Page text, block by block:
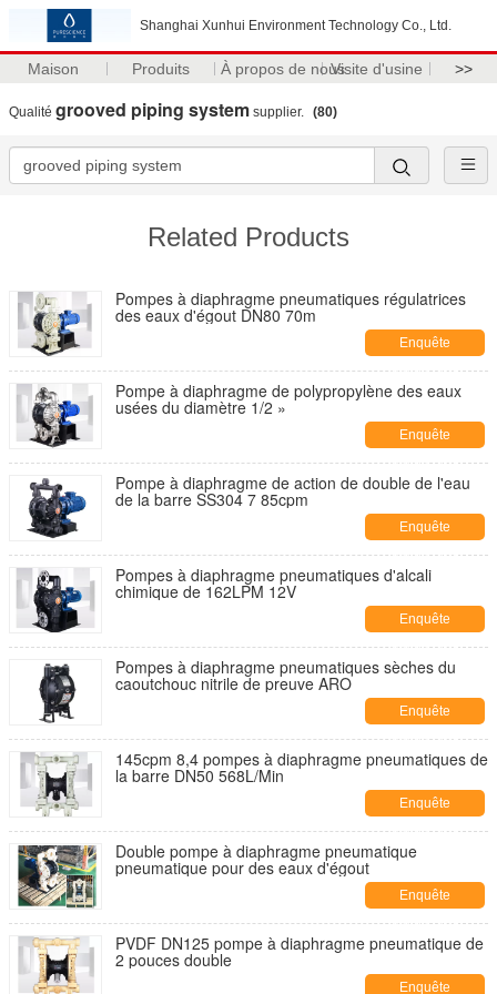
Shanghai Xunhui Environment Technology Co., Ltd.
Maison Produits À propos de nousVisite d'usine >>
Qualité grooved piping system supplier. (80)
Related Products
Pompes à diaphragme pneumatiques régulatrices
des eaux d'égout DN80 70m
Enquête
maintenant
Pompe à diaphragme de polypropylène des eaux
usées du diamètre 1/2 »
Enquête
maintenant
Pompe à diaphragme de action de double de l'eau
de la barre SS304 7 85cpm
Enquête
maintenant
Pompes à diaphragme pneumatiques d'alcali
chimique de 162LPM 12V
Enquête
maintenant
Pompes à diaphragme pneumatiques sèches du
caoutchouc nitrile de preuve ARO
Enquête
maintenant
145cpm 8,4 pompes à diaphragme pneumatiques de
la barre DN50 568L/Min
Enquête
maintenant
Double pompe à diaphragme pneumatique
pneumatique pour des eaux d'égout
Enquête
maintenant
PVDF DN125 pompe à diaphragme pneumatique de
2 pouces double
Enquête